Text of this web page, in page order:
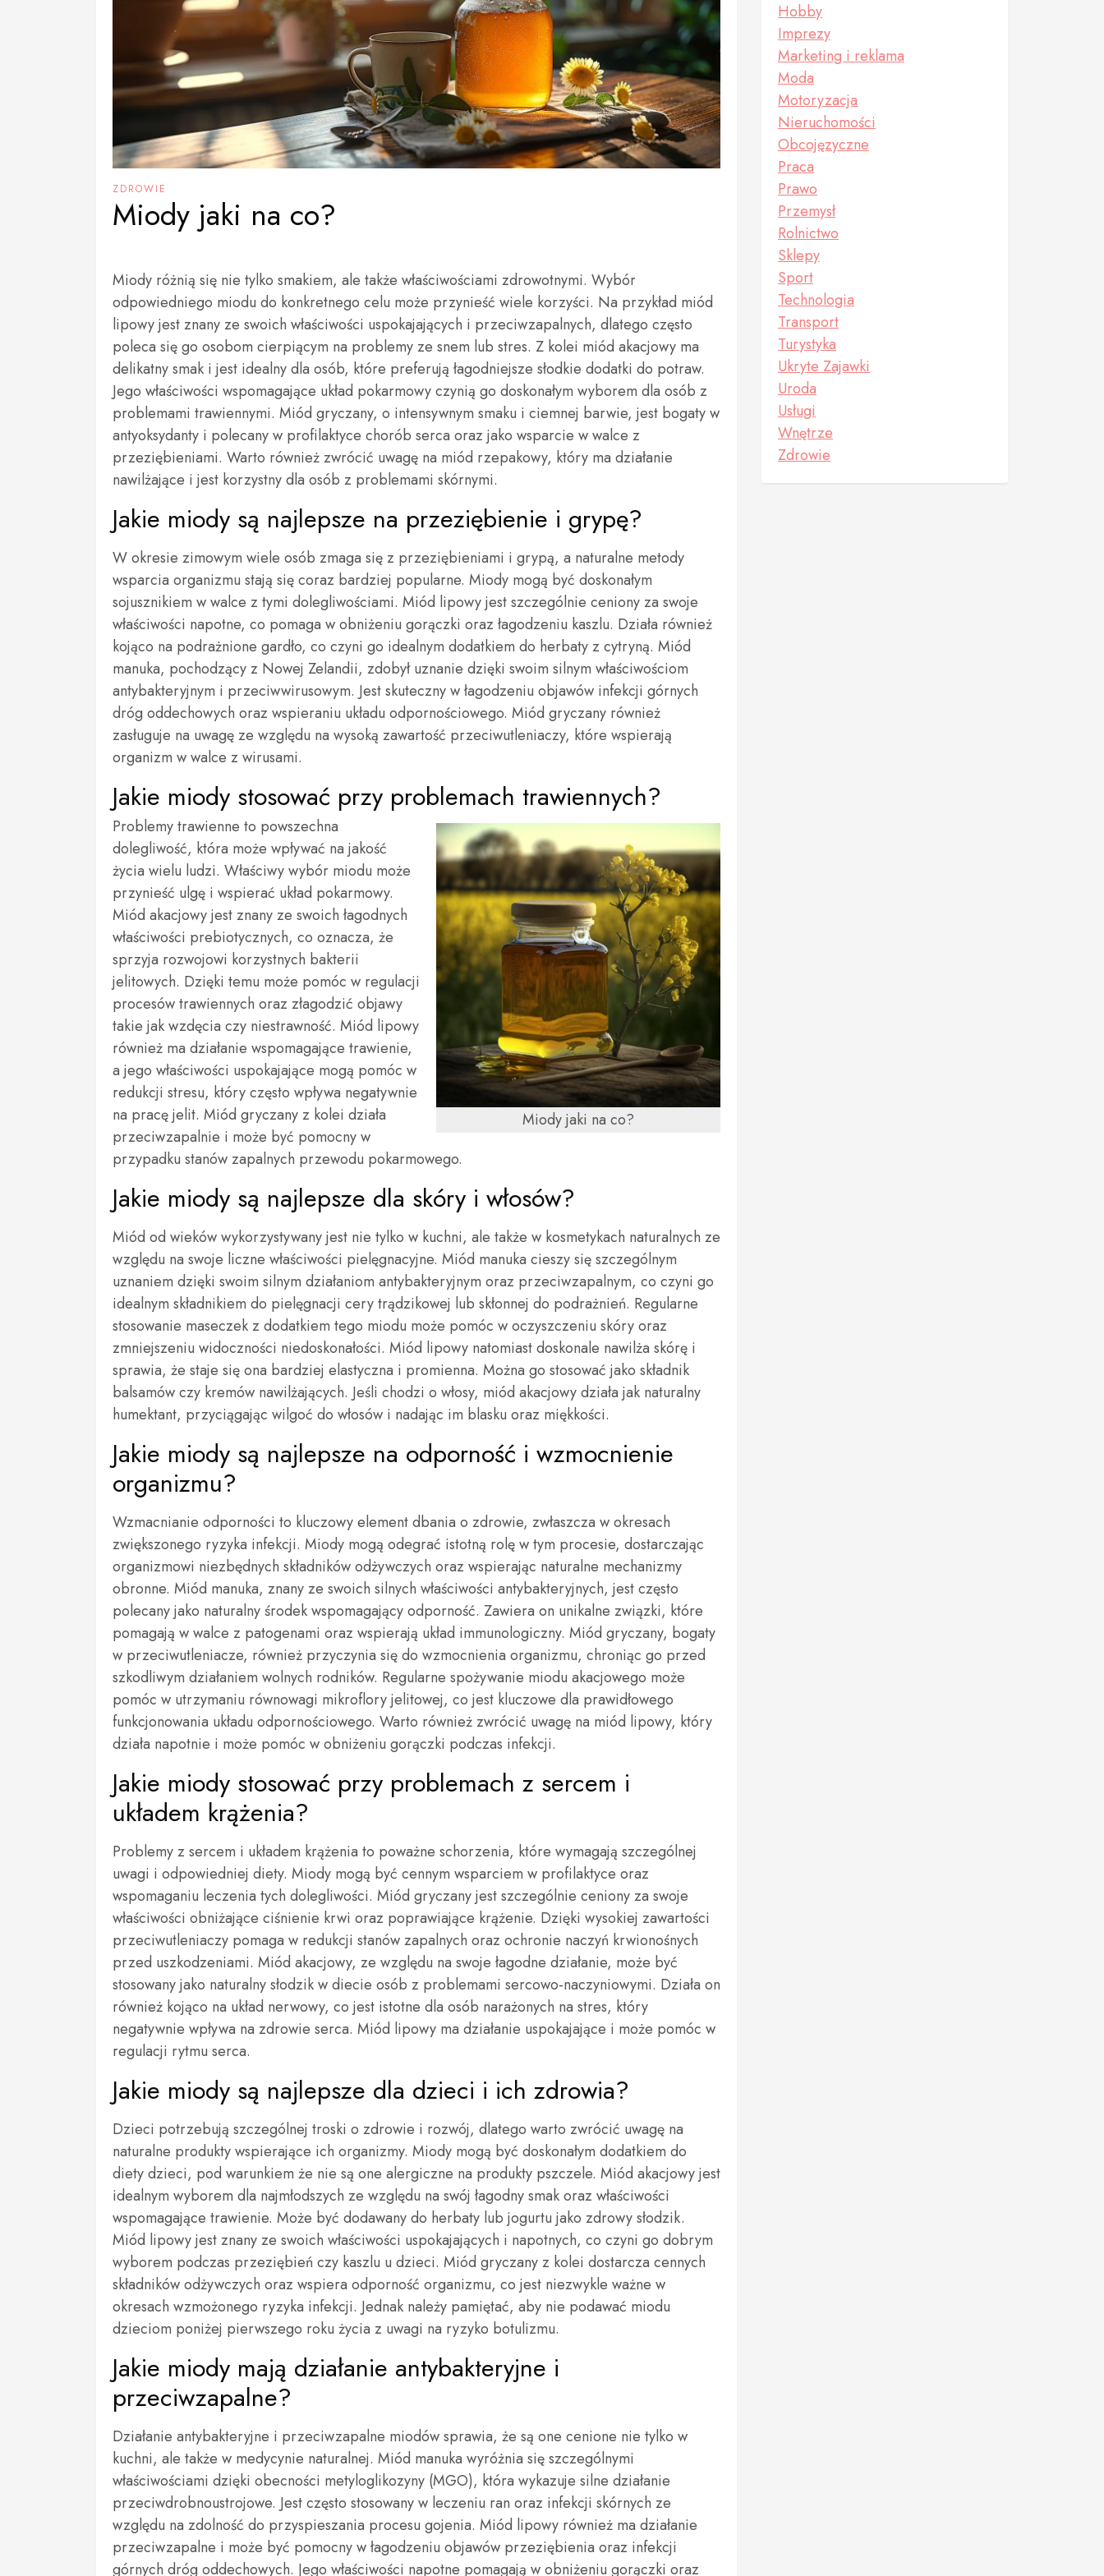
ZDROWIE
Miody jaki na co?
Miody różnią się nie tylko smakiem, ale także właściwościami zdrowotnymi. Wybór
odpowiedniego miodu do konkretnego celu może przynieść wiele korzyści. Na przykład miód
lipowy jest znany ze swoich właściwości uspokajających i przeciwzapalnych, dlatego często
poleca się go osobom cierpiącym na problemy ze snem lub stres. Z kolei miód akacjowy ma
delikatny smak i jest idealny dla osób, które preferują łagodniejsze słodkie dodatki do potraw.
Jego właściwości wspomagające układ pokarmowy czynią go doskonałym wyborem dla osób z
problemami trawiennymi. Miód gryczany, o intensywnym smaku i ciemnej barwie, jest bogaty w
antyoksydanty i polecany w profilaktyce chorób serca oraz jako wsparcie w walce z
przeziębieniami. Warto również zwrócić uwagę na miód rzepakowy, który ma działanie
nawilżające i jest korzystny dla osób z problemami skórnymi.
Jakie miody są najlepsze na przeziębienie i grypę?
W okresie zimowym wiele osób zmaga się z przeziębieniami i grypą, a naturalne metody
wsparcia organizmu stają się coraz bardziej popularne. Miody mogą być doskonałym
sojusznikiem w walce z tymi dolegliwościami. Miód lipowy jest szczególnie ceniony za swoje
właściwości napotne, co pomaga w obniżeniu gorączki oraz łagodzeniu kaszlu. Działa również
kojąco na podrażnione gardło, co czyni go idealnym dodatkiem do herbaty z cytryną. Miód
manuka, pochodzący z Nowej Zelandii, zdobył uznanie dzięki swoim silnym właściwościom
antybakteryjnym i przeciwwirusowym. Jest skuteczny w łagodzeniu objawów infekcji górnych
dróg oddechowych oraz wspieraniu układu odpornościowego. Miód gryczany również
zasługuje na uwagę ze względu na wysoką zawartość przeciwutleniaczy, które wspierają
organizm w walce z wirusami.
Jakie miody stosować przy problemach trawiennych?
Miody jaki na co?
Problemy trawienne to powszechna
dolegliwość, która może wpływać na jakość
życia wielu ludzi. Właściwy wybór miodu może
przynieść ulgę i wspierać układ pokarmowy.
Miód akacjowy jest znany ze swoich łagodnych
właściwości prebiotycznych, co oznacza, że
sprzyja rozwojowi korzystnych bakterii
jelitowych. Dzięki temu może pomóc w regulacji
procesów trawiennych oraz złagodzić objawy
takie jak wzdęcia czy niestrawność. Miód lipowy
również ma działanie wspomagające trawienie,
a jego właściwości uspokajające mogą pomóc w
redukcji stresu, który często wpływa negatywnie
na pracę jelit. Miód gryczany z kolei działa
przeciwzapalnie i może być pomocny w
przypadku stanów zapalnych przewodu pokarmowego.
Jakie miody są najlepsze dla skóry i włosów?
Miód od wieków wykorzystywany jest nie tylko w kuchni, ale także w kosmetykach naturalnych ze
względu na swoje liczne właściwości pielęgnacyjne. Miód manuka cieszy się szczególnym
uznaniem dzięki swoim silnym działaniom antybakteryjnym oraz przeciwzapalnym, co czyni go
idealnym składnikiem do pielęgnacji cery trądzikowej lub skłonnej do podrażnień. Regularne
stosowanie maseczek z dodatkiem tego miodu może pomóc w oczyszczeniu skóry oraz
zmniejszeniu widoczności niedoskonałości. Miód lipowy natomiast doskonale nawilża skórę i
sprawia, że staje się ona bardziej elastyczna i promienna. Można go stosować jako składnik
balsamów czy kremów nawilżających. Jeśli chodzi o włosy, miód akacjowy działa jak naturalny
humektant, przyciągając wilgoć do włosów i nadając im blasku oraz miękkości.
Jakie miody są najlepsze na odporność i wzmocnienie
organizmu?
Wzmacnianie odporności to kluczowy element dbania o zdrowie, zwłaszcza w okresach
zwiększonego ryzyka infekcji. Miody mogą odegrać istotną rolę w tym procesie, dostarczając
organizmowi niezbędnych składników odżywczych oraz wspierając naturalne mechanizmy
obronne. Miód manuka, znany ze swoich silnych właściwości antybakteryjnych, jest często
polecany jako naturalny środek wspomagający odporność. Zawiera on unikalne związki, które
pomagają w walce z patogenami oraz wspierają układ immunologiczny. Miód gryczany, bogaty
w przeciwutleniacze, również przyczynia się do wzmocnienia organizmu, chroniąc go przed
szkodliwym działaniem wolnych rodników. Regularne spożywanie miodu akacjowego może
pomóc w utrzymaniu równowagi mikroflory jelitowej, co jest kluczowe dla prawidłowego
funkcjonowania układu odpornościowego. Warto również zwrócić uwagę na miód lipowy, który
działa napotnie i może pomóc w obniżeniu gorączki podczas infekcji.
Jakie miody stosować przy problemach z sercem i
układem krążenia?
Problemy z sercem i układem krążenia to poważne schorzenia, które wymagają szczególnej
uwagi i odpowiedniej diety. Miody mogą być cennym wsparciem w profilaktyce oraz
wspomaganiu leczenia tych dolegliwości. Miód gryczany jest szczególnie ceniony za swoje
właściwości obniżające ciśnienie krwi oraz poprawiające krążenie. Dzięki wysokiej zawartości
przeciwutleniaczy pomaga w redukcji stanów zapalnych oraz ochronie naczyń krwionośnych
przed uszkodzeniami. Miód akacjowy, ze względu na swoje łagodne działanie, może być
stosowany jako naturalny słodzik w diecie osób z problemami sercowo-naczyniowymi. Działa on
również kojąco na układ nerwowy, co jest istotne dla osób narażonych na stres, który
negatywnie wpływa na zdrowie serca. Miód lipowy ma działanie uspokajające i może pomóc w
regulacji rytmu serca.
Jakie miody są najlepsze dla dzieci i ich zdrowia?
Dzieci potrzebują szczególnej troski o zdrowie i rozwój, dlatego warto zwrócić uwagę na
naturalne produkty wspierające ich organizmy. Miody mogą być doskonałym dodatkiem do
diety dzieci, pod warunkiem że nie są one alergiczne na produkty pszczele. Miód akacjowy jest
idealnym wyborem dla najmłodszych ze względu na swój łagodny smak oraz właściwości
wspomagające trawienie. Może być dodawany do herbaty lub jogurtu jako zdrowy słodzik.
Miód lipowy jest znany ze swoich właściwości uspokajających i napotnych, co czyni go dobrym
wyborem podczas przeziębień czy kaszlu u dzieci. Miód gryczany z kolei dostarcza cennych
składników odżywczych oraz wspiera odporność organizmu, co jest niezwykle ważne w
okresach wzmożonego ryzyka infekcji. Jednak należy pamiętać, aby nie podawać miodu
dzieciom poniżej pierwszego roku życia z uwagi na ryzyko botulizmu.
Jakie miody mają działanie antybakteryjne i
przeciwzapalne?
Działanie antybakteryjne i przeciwzapalne miodów sprawia, że są one cenione nie tylko w
kuchni, ale także w medycynie naturalnej. Miód manuka wyróżnia się szczególnymi
właściwościami dzięki obecności metyloglikozyny (MGO), która wykazuje silne działanie
przeciwdrobnoustrojowe. Jest często stosowany w leczeniu ran oraz infekcji skórnych ze
względu na zdolność do przyspieszania procesu gojenia. Miód lipowy również ma działanie
przeciwzapalne i może być pomocny w łagodzeniu objawów przeziębienia oraz infekcji
górnych dróg oddechowych. Jego właściwości napotne pomagają w obniżeniu gorączki oraz
Hobby
Imprezy
Marketing i reklama
Moda
Motoryzacja
Nieruchomości
Obcojęzyczne
Praca
Prawo
Przemysł
Rolnictwo
Sklepy
Sport
Technologia
Transport
Turystyka
Ukryte Zajawki
Uroda
Usługi
Wnętrze
Zdrowie